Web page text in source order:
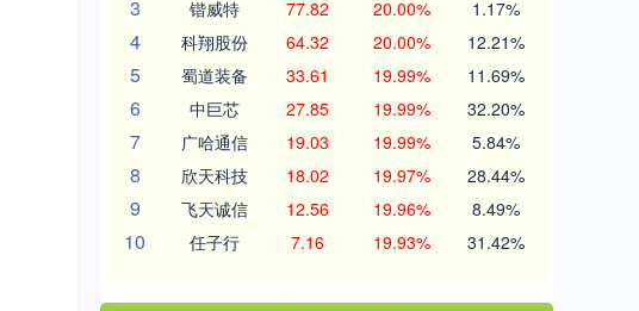
3 锴威特 77.82 20.00% 1.17%
4 科翔股份 64.32 20.00% 12.21%
5 蜀道装备 33.61 19.99% 11.69%
6 中巨芯 27.85 19.99% 32.20%
7 广哈通信 19.03 19.99% 5.84%
8 欣天科技 18.02 19.97% 28.44%
9 飞天诚信 12.56 19.96% 8.49%
10 任子行 7.16 19.93% 31.42%